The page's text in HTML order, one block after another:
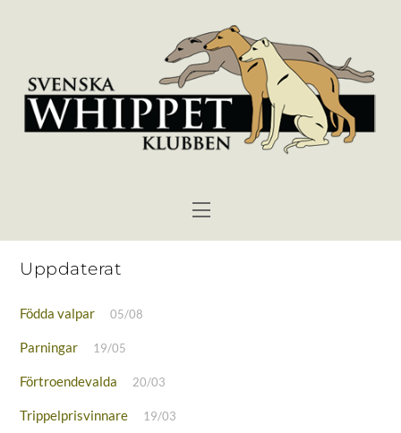
Menu
Uppdaterat
Födda valpar 05/08
Parningar 19/05
Förtroendevalda 20/03
Trippelprisvinnare 19/03